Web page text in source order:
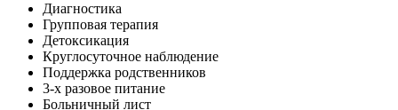
Диагностика
Групповая терапия
Детоксикация
Круглосуточное наблюдение
Поддержка родственников
3-х разовое питание
Больничный лист